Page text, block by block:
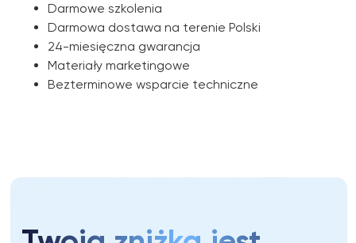
Darmowe szkolenia
Darmowa dostawa na terenie Polski
24-miesięczna gwarancja
Materiały marketingowe
Bezterminowe wsparcie techniczne